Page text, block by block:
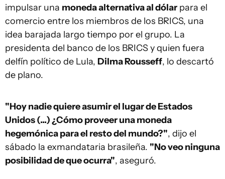
impulsar una moneda alternativa al dólar para el
comercio entre los miembros de los BRICS, una
idea barajada largo tiempo por el grupo. La
presidenta del banco de los BRICS y quien fuera
delfín político de Lula, Dilma Rousseff, lo descartó
de plano.
"Hoy nadie quiere asumir el lugar de Estados
Unidos (...) ¿Cómo proveer una moneda
hegemónica para el resto del mundo?", dijo el
sábado la exmandataria brasileña. "No veo ninguna
posibilidad de que ocurra", aseguró.